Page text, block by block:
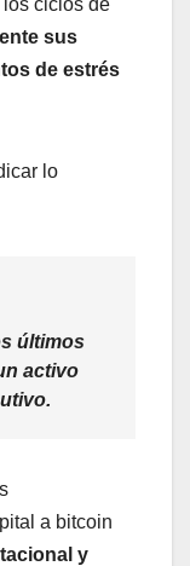
sus
de estrés
lo
últimos
activo
a bitcoin
y